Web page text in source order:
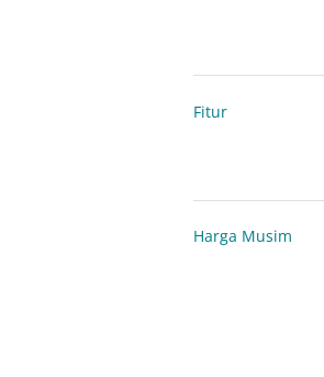
Fitur
Harga Musim